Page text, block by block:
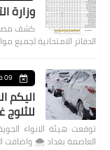
وزارة
كشف مصدر
الدفاتر الامتحانية لجميع
09 فبراير 2020
اليكم
للثلوج
توقعت هيئة الانواء
العاصمة بغداد ⁦🌨️⁩ واضافت الهيئة ان غدا الاثنين …